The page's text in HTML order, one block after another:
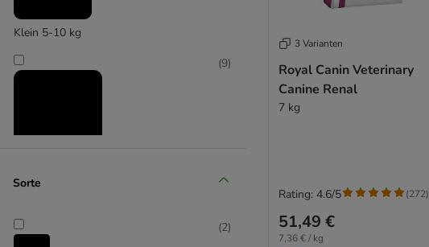
Dental - DLK / DSO
Diabetic - DS
Gastro Intestinal
Renal - RF / RSE / RSF
Klein 5-10 kg
(9)
Sorte
(2)
3 Varianten
Royal Canin Veterinary
Canine Renal
7 kg
51,49 €
7,36 € / kg
Rating: 4.6/5 (272)